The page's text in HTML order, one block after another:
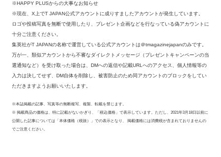
※HAPPY PLUSからの大事なお知らせ
※現在、X上でT JAPAN公式アカウントに成りすましたアカウントが発生しています。
ロゴや投稿写真を無断で使用したり、プレゼント企画などを行なっている偽アカウントに
十分ご注意ください。
集英社がT JAPANの名称で運営している公式アカウントは＠tmagazinejapanのみです。
万が一、類似アカウントから不審なダイレクトメッセージ（プレゼントキャンペーンの当
選通知など）を受け取った場合は、DMへの返信や記載URLへのアクセス、個人情報等の
入力は決してせず、DM自体を削除し、被害防止のため同アカウントのブロックをしてい
ただきますようお願いいたします。
※本誌掲載の記事、写真等の無断複写、複製、転載を禁じます。
※ 掲載商品の価格は、特に記載がないかぎり、「税込価格」で表示しています。ただし、2021年3月18日以前に
公開した記事については「本体価格（税抜）」での表示となり、 掲載価格には消費税が含まれておりませんの
でご注意ください。